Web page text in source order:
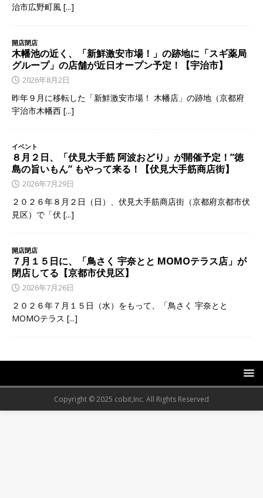
治市広野町風 [...]
開店閉店
木幡池の近く、「新鮮激安市場！」の跡地に「スギ薬局
グループ」の店舗が近日オープン予定！【宇治市】
2026年8月2日
昨年９月に移転した「新鮮激安市場！ 木幡店」の跡地（京都府
宇治市木幡西 [...]
イベント
８月２日、「伏見大手筋 阿波おどり」が開催予定！”徳
島の旨いもん” もやって来る！【伏見大手筋商店街】
2026年7月29日
２０２６年８月２日（日）、伏見大手筋商店街（京都府京都市伏
見区）で「伏 [...]
開店閉店
７月１５日に、「鳥さく 宇奈とと MOMOテラス店」が
閉店してる【京都市伏見区】
2026年7月26日
２０２６年７月１５日（水）をもって、「鳥さく 宇奈とと
MOMOテラス [...]
Copyright © 2025 cobit,Inc. All Rights Reserved